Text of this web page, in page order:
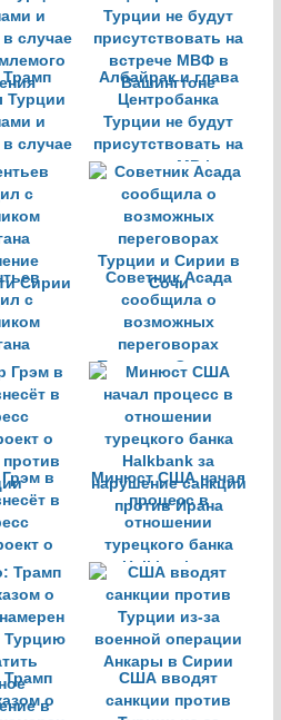
препятствия в
Сенате
Трамп
Турции
и
случае
Албайрак и глава
Центробанка
Турции не будут
присутствовать на
встрече МВФ в
Вашингтоне
с
Сирии
Советник Асада
сообщила о
возможных
переговорах
Турции и Сирии в
Сочи
в
в
о
против
Минюст США начал
процесс в
отношении
турецкого банка
Halkbank за
нарушение санкций
против Ирана
Трамп
о
США вводят
санкции против